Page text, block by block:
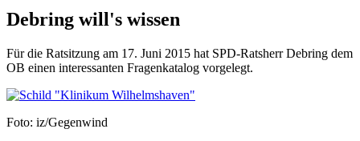
Debring will's wissen
Für die Ratsitzung am 17. Juni 2015 hat SPD-Ratsherr Debring dem
OB einen interessanten Fragenkatalog vorgelegt.
Foto: iz/Gegenwind